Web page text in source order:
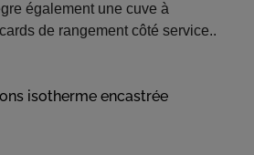
également une cuve à
de rangement côté service..
isotherme encastrée